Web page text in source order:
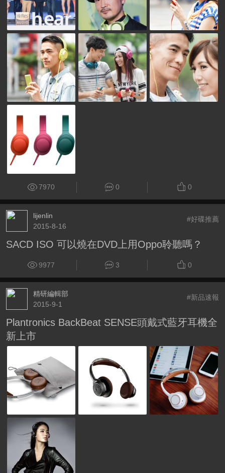
7970 0 0
lijenlin
2015-8-16
#好碟推薦
SACD ISO 可以燒在DVD上用Oppo聆聽嗎？
9977 3 0
精研編輯部
2015-9-1
#新品速報
Plantronics BackBeat SENSE頭戴式藍牙耳機全
新上市